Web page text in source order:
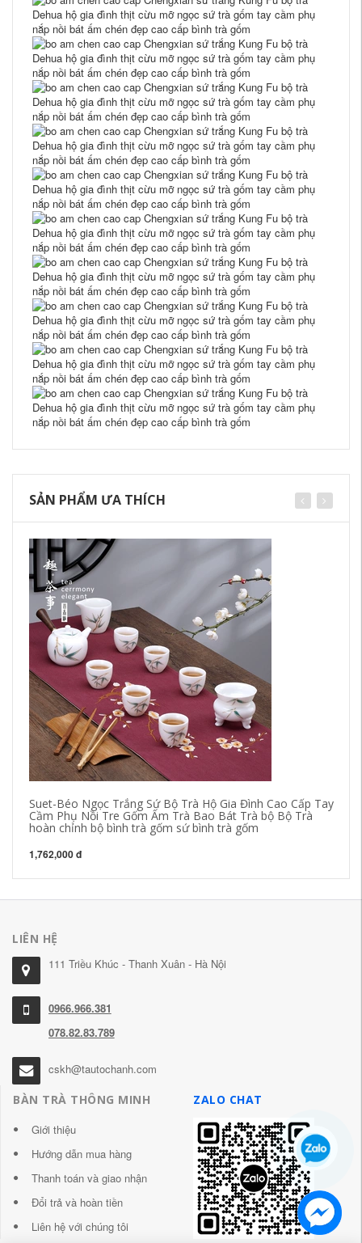
SẢN PHẨM ƯA THÍCH
Suet-Béo Ngọc Trắng Sứ Bộ Trà Hộ Gia Đình Cao Cấp Tay
Cầm Phụ Nồi Tre Gốm Ấm Trà Bao Bát Trà bộ Bộ Trà
hoàn chỉnh bộ bình trà gốm sứ bình trà gốm
1,762,000 đ
LIÊN HỆ
111 Triều Khúc - Thanh Xuân - Hà Nội
0966.966.381
078.82.83.789
cskh@tautochanh.com
BÀN TRÀ THÔNG MINH
Giới thiệu
Hướng dẫn mua hàng
Thanh toán và giao nhận
Đổi trả và hoàn tiền
Liên hệ với chúng tôi
ZALO CHAT